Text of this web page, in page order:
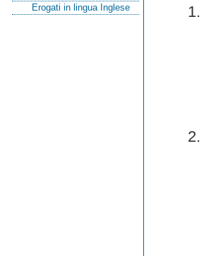
Erogati in lingua Inglese